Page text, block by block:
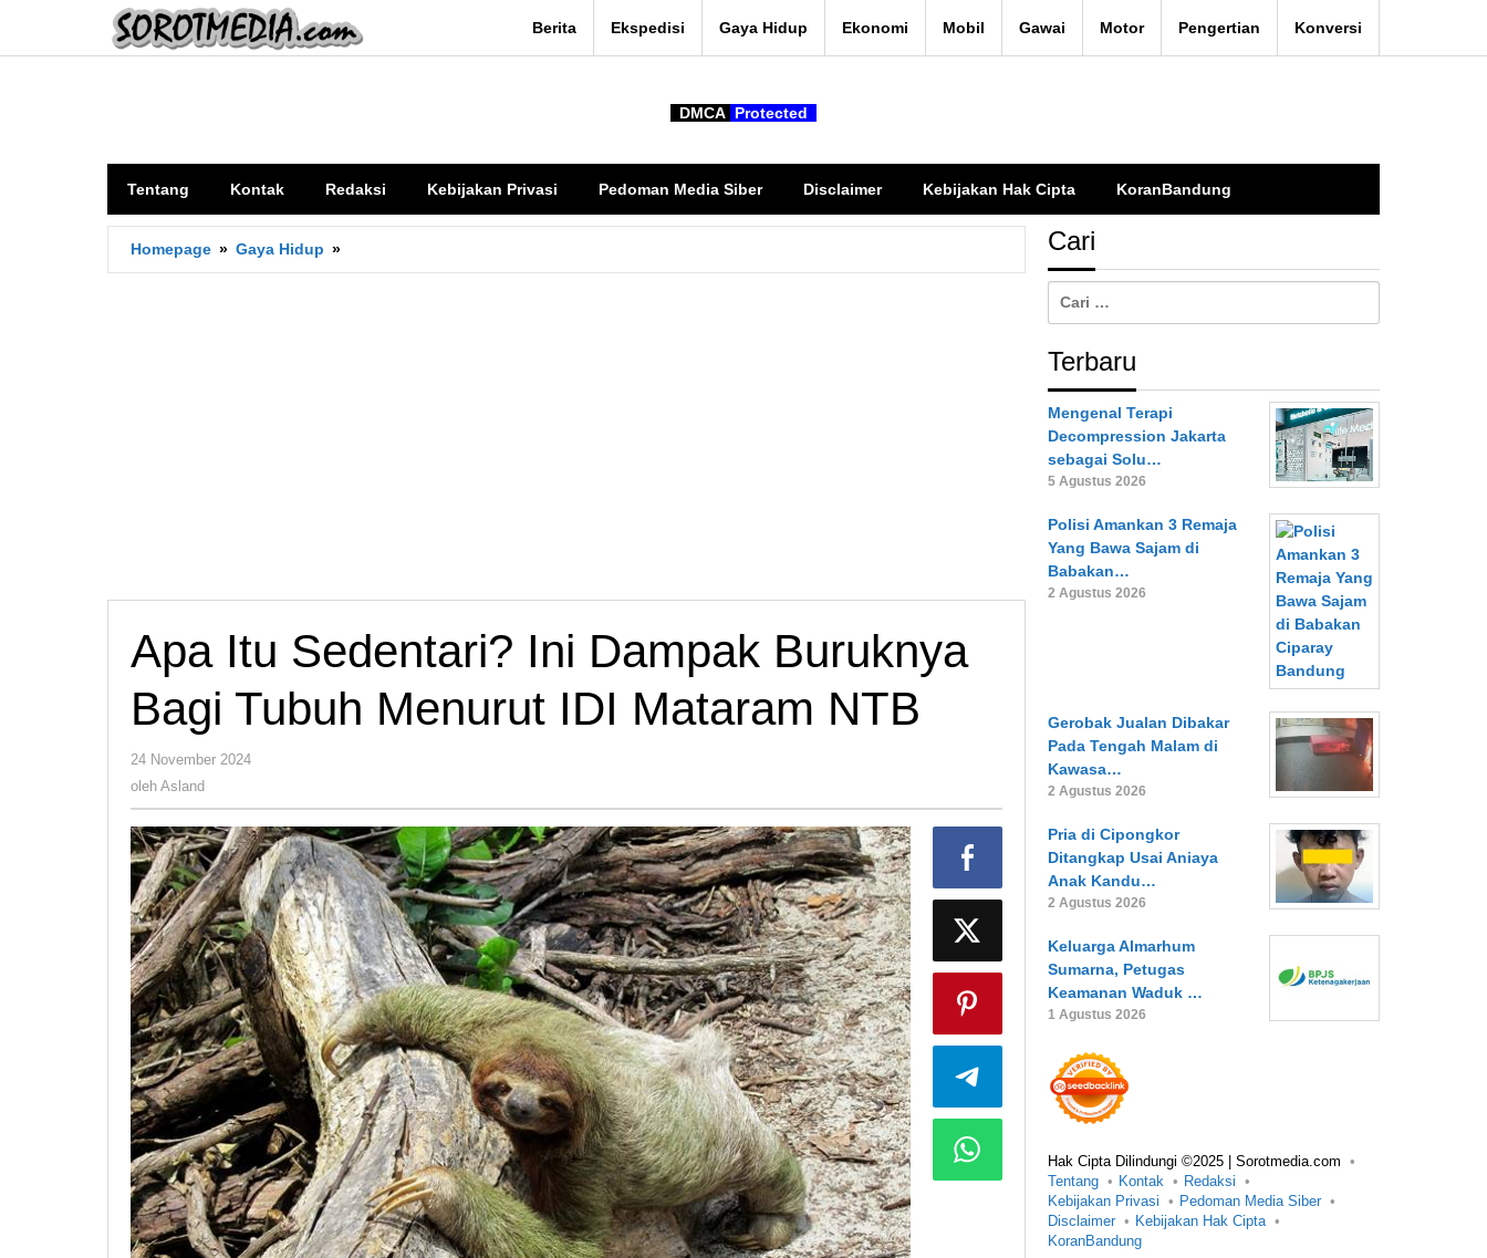
konten
Berita Ekspedisi Gaya Hidup Ekonomi Mobil Gawai Motor Pengertian Konversi
DMCA Protected
Tentang Kontak Redaksi Kebijakan Privasi Pedoman Media Siber Disclaimer Kebijakan Hak Cipta KoranBandung
Homepage » Gaya Hidup »
Itu
Apa Itu Sedentari? Ini Dampak Buruknya
Bagi Tubuh Menurut IDI Mataram NTB
24 November 2024
oleh Asland
Cari
Terbaru
Mengenal Terapi
Decompression Jakarta
sebagai Solu…
5 Agustus 2026
Polisi Amankan 3 Remaja
Yang Bawa Sajam di
Babakan…
2 Agustus 2026
Gerobak Jualan Dibakar
Pada Tengah Malam di
Kawasa…
2 Agustus 2026
Pria di Cipongkor
Ditangkap Usai Aniaya
Anak Kandu…
2 Agustus 2026
Keluarga Almarhum
Sumarna, Petugas
Keamanan Waduk …
1 Agustus 2026
Hak Cipta Dilindungi ©2025 | Sorotmedia.com
Tentang
Kontak
Redaksi
Kebijakan Privasi
Pedoman Media Siber
Disclaimer
Kebijakan Hak Cipta
KoranBandung